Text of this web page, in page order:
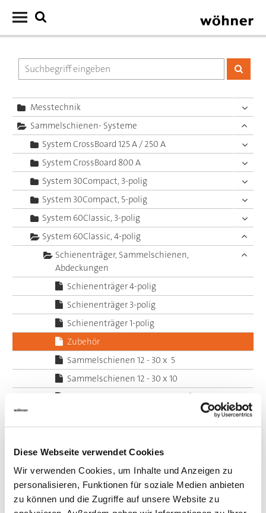
Diese Webseite verwendet Cookies
Wir verwenden Cookies, um Inhalte und Anzeigen zu
personalisieren, Funktionen für soziale Medien anbieten
zu können und die Zugriffe auf unsere Website zu
Messtechnik
Sammelschienen- Systeme
System CrossBoard 125 A / 250 A
System CrossBoard 800 A
System 30Compact, 3-polig
System 30Compact, 5-polig
System 60Classic, 3-polig
System 60Classic, 4-polig
Schienenträger, Sammelschienen,
Abdeckungen
Schienenträger 4-polig
Schienenträger 3-polig
Schienenträger 1-polig
Zubehör
Sammelschienen 12 - 30 x 5
Sammelschienen 12 - 30 x 10
Spezialprofil-Schienen 500 mm²
Abdeckungen und Abschottungen
Anschluss- und Verbindungstechnik und
Abdeckungen
Halter für zylindrische Sicherungen nach IEC / EN